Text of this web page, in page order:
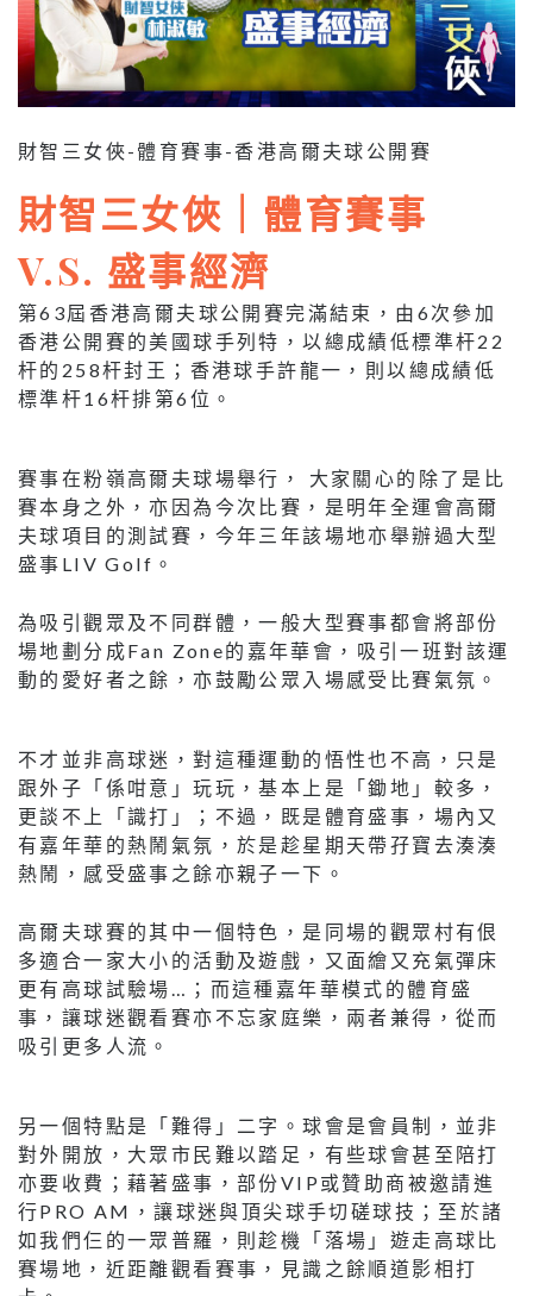
財智三女俠-體育賽事-香港高爾夫球公開賽
財智三女俠｜體育賽事
V.S. 盛事經濟
第63屆香港高爾夫球公開賽完滿結束，由6次參加
香港公開賽的美國球手列特，以總成績低標準杆22
杆的258杆封王；香港球手許龍一，則以總成績低
標準杆16杆排第6位。
賽事在粉嶺高爾夫球場舉行， 大家關心的除了是比
賽本身之外，亦因為今次比賽，是明年全運會高爾
夫球項目的測試賽，今年三年該場地亦舉辦過大型
盛事LIV Golf。
為吸引觀眾及不同群體，一般大型賽事都會將部份
場地劃分成Fan Zone的嘉年華會，吸引一班對該運
動的愛好者之餘，亦鼓勵公眾入場感受比賽氣氛。
不才並非高球迷，對這種運動的悟性也不高，只是
跟外子「係咁意」玩玩，基本上是「鋤地」較多，
更談不上「識打」；不過，既是體育盛事，場內又
有嘉年華的熱鬧氣氛，於是趁星期天帶孖寶去湊湊
熱鬧，感受盛事之餘亦親子一下。
高爾夫球賽的其中一個特色，是同場的觀眾村有佷
多適合一家大小的活動及遊戲，又面繪又充氣彈床
更有高球試驗場…；而這種嘉年華模式的體育盛
事，讓球迷觀看賽亦不忘家庭樂，兩者兼得，從而
吸引更多人流。
另一個特點是「難得」二字。球會是會員制，並非
對外開放，大眾市民難以踏足，有些球會甚至陪打
亦要收費；藉著盛事，部份VIP或贊助商被邀請進
行PRO AM，讓球迷與頂尖球手切磋球技；至於諸
如我們仨的一眾普羅，則趁機「落場」遊走高球比
賽場地，近距離觀看賽事，見識之餘順道影相打